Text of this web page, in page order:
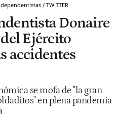
/ TWITTER
Donaire
Ejército
accidentes
se mofa de "la gran
en plena pandemia